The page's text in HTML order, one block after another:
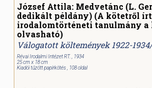
József Attila: Medvetánc (L.
dedikált példány) (A kötetről írt
irodalomtörténeti tanulmány a
olvasható)
Válogatott költemények 1922-
Révai Irodalmi Intézet RT. , 1934
25 cm x 18 cm
Kiadói tűzött papírkötés , 108 oldal